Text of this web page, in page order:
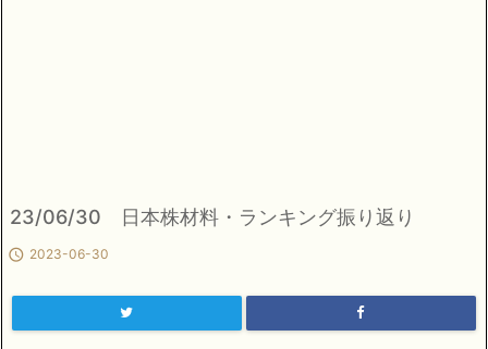
23/06/30 日本株材料・ランキング振り返り
 2023-06-30